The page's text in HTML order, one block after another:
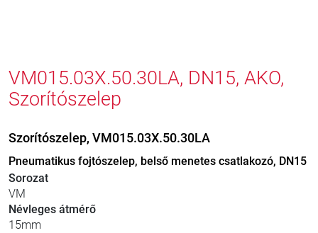
VM015.03X.50.30LA, DN15, AKO,
Szorítószelep
Szorítószelep, VM015.03X.50.30LA
Pneumatikus fojtószelep, belső menetes csatlakozó, DN15
Sorozat
VM
Névleges átmérő
15mm